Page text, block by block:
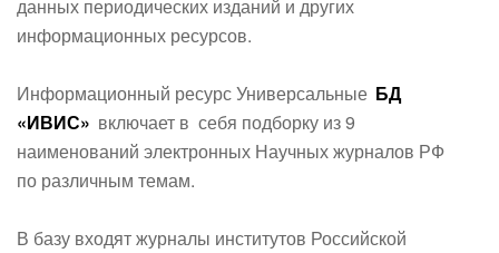
данных периодических изданий и других
информационных ресурсов.
Информационный ресурс Универсальные БД
«ИВИС» включает в себя подборку из 9
наименований электронных Научных журналов РФ
по различным темам.
В базу входят журналы институтов Российской